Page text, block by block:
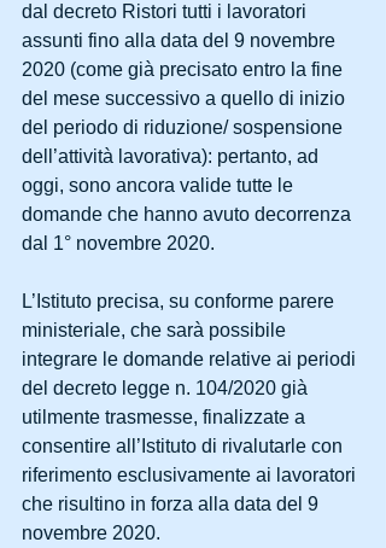
dal decreto Ristori tutti i lavoratori
assunti fino alla data del 9 novembre
2020 (come già precisato entro la fine
del mese successivo a quello di inizio
del periodo di riduzione/ sospensione
dell’attività lavorativa): pertanto, ad
oggi, sono ancora valide tutte le
domande che hanno avuto decorrenza
dal 1° novembre 2020.
L’Istituto precisa, su conforme parere
ministeriale, che sarà possibile
integrare le domande relative ai periodi
del decreto legge n. 104/2020 già
utilmente trasmesse, finalizzate a
consentire all’Istituto di rivalutarle con
riferimento esclusivamente ai lavoratori
che risultino in forza alla data del 9
novembre 2020.